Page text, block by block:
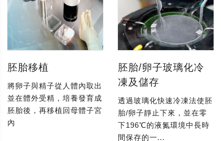
胚胎移植
將卵子與精子從人體內取出
並在體外受精，培養發育成
胚胎後，再移植回母體子宮
內
胚胎/卵子玻璃化冷
凍及儲存
透過玻璃化快速冷凍法使胚
胎/卵子靜止下來，並在零
下196℃的液氮環境中長時
間保存的一...